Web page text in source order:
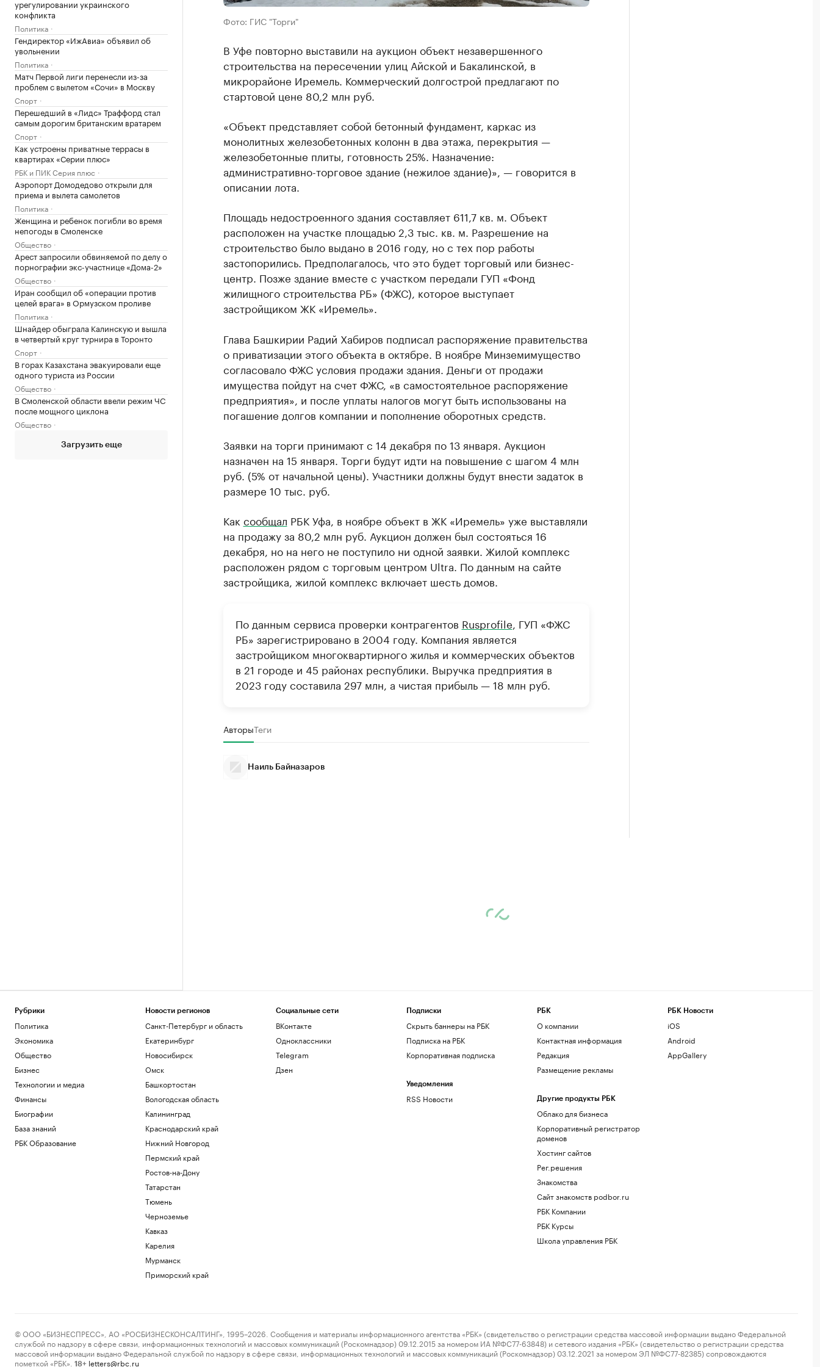
урегулировании украинского
конфликта
Политика
Гендиректор «ИжАвиа» объявил об
увольнении
Политика
Матч Первой лиги перенесли из-за
проблем с вылетом «Сочи» в Москву
Спорт
Перешедший в «Лидс» Траффорд стал
самым дорогим британским вратарем
Спорт
Как устроены приватные террасы в
квартирах «Серии плюс»
РБК и ПИК Серия плюс
Аэропорт Домодедово открыли для
приема и вылета самолетов
Политика
Женщина и ребенок погибли во время
непогоды в Смоленске
Общество
Арест запросили обвиняемой по делу о
порнографии экс-участнице «Дома-2»
Общество
Иран сообщил об «операции против
целей врага» в Ормузском проливе
Политика
Шнайдер обыграла Калинскую и вышла
в четвертый круг турнира в Торонто
Спорт
В горах Казахстана эвакуировали еще
одного туриста из России
Общество
В Смоленской области ввели режим ЧС
после мощного циклона
Общество
Загрузить еще
Фото: ГИС "Торги"
В Уфе повторно выставили на аукцион объект незавершенного
строительства на пересечении улиц Айской и Бакалинской, в
микрорайоне Иремель. Коммерческий долгострой предлагают по
стартовой цене 80,2 млн руб.
«Объект представляет собой бетонный фундамент, каркас из
монолитных железобетонных колонн в два этажа, перекрытия —
железобетонные плиты, готовность 25%. Назначение:
административно-торговое здание (нежилое здание)», — говорится в
описании лота.
Площадь недостроенного здания составляет 611,7 кв. м. Объект
расположен на участке площадью 2,3 тыс. кв. м. Разрешение на
строительство было выдано в 2016 году, но с тех пор работы
застопорились. Предполагалось, что это будет торговый или бизнес-
центр. Позже здание вместе с участком передали ГУП «Фонд
жилищного строительства РБ» (ФЖС), которое выступает
застройщиком ЖК «Иремель».
Глава Башкирии Радий Хабиров подписал распоряжение правительства
о приватизации этого объекта в октябре. В ноябре Минземимущество
согласовало ФЖС условия продажи здания. Деньги от продажи
имущества пойдут на счет ФЖС, «в самостоятельное распоряжение
предприятия», и после уплаты налогов могут быть использованы на
погашение долгов компании и пополнение оборотных средств.
Заявки на торги принимают с 14 декабря по 13 января. Аукцион
назначен на 15 января. Торги будут идти на повышение с шагом 4 млн
руб. (5% от начальной цены). Участники должны будут внести задаток в
размере 10 тыс. руб.
Как сообщал РБК Уфа, в ноябре объект в ЖК «Иремель» уже выставляли
на продажу за 80,2 млн руб. Аукцион должен был состояться 16
декабря, но на него не поступило ни одной заявки. Жилой комплекс
расположен рядом с торговым центром Ultra. По данным на сайте
застройщика, жилой комплекс включает шесть домов.
По данным сервиса проверки контрагентов Rusprofile , ГУП «ФЖС
РБ» зарегистрировано в 2004 году. Компания является
застройщиком многоквартирного жилья и коммерческих объектов
в 21 городе и 45 районах республики. Выручка предприятия в
2023 году составила 297 млн, а чистая прибыль — 18 млн руб.
АвторыТеги
Наиль Байназаров
Рубрики
Политика
Экономика
Общество
Бизнес
Технологии и медиа
Финансы
Биографии
База знаний
РБК Образование
Новости регионов
Санкт-Петербург и область
Екатеринбург
Новосибирск
Омск
Башкортостан
Вологодская область
Калининград
Краснодарский край
Нижний Новгород
Пермский край
Ростов-на-Дону
Татарстан
Тюмень
Черноземье
Кавказ
Карелия
Мурманск
Приморский край
Социальные сети
ВКонтакте
Одноклассники
Telegram
Дзен
Подписки
Скрыть баннеры на РБК
Подписка на РБК
Корпоративная подписка
Уведомления
RSS Новости
РБК
О компании
Контактная информация
Редакция
Размещение рекламы
Другие продукты РБК
Облако для бизнеса
Корпоративный регистратор
доменов
Хостинг сайтов
Рег.решения
Знакомства
Сайт знакомств podbor.ru
РБК Компании
РБК Курсы
Школа управления РБК
РБК Новости
iOS
Android
AppGallery
© ООО «БИЗНЕСПРЕСС», АО «РОСБИЗНЕСКОНСАЛТИНГ», 1995–2026. Сообщения и материалы информационного агентства «РБК» (свидетельство о регистрации средства массовой информации выдано Федеральной
службой по надзору в сфере связи, информационных технологий и массовых коммуникаций (Роскомнадзор) 09.12.2015 за номером ИА №ФС77-63848) и сетевого издания «РБК» (свидетельство о регистрации средства
массовой информации выдано Федеральной службой по надзору в сфере связи, информационных технологий и массовых коммуникаций (Роскомнадзор) 03.12.2021 за номером ЭЛ №ФС77-82385) сопровождаются
пометкой «РБК».
18+ letters@rbc.ru